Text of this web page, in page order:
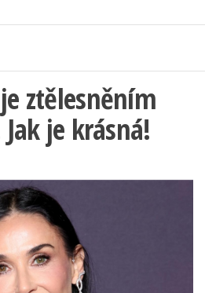
ztělesněním
je krásná!